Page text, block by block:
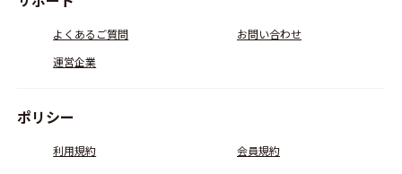
よくあるご質問
お問い合わせ
運営企業
ポリシー
利用規約
会員規約